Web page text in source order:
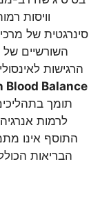
וויסות
סינרגטית של
השורשיים של
הרגישות
Blood Balance
לרמות
התוסף אינו
הבריאות